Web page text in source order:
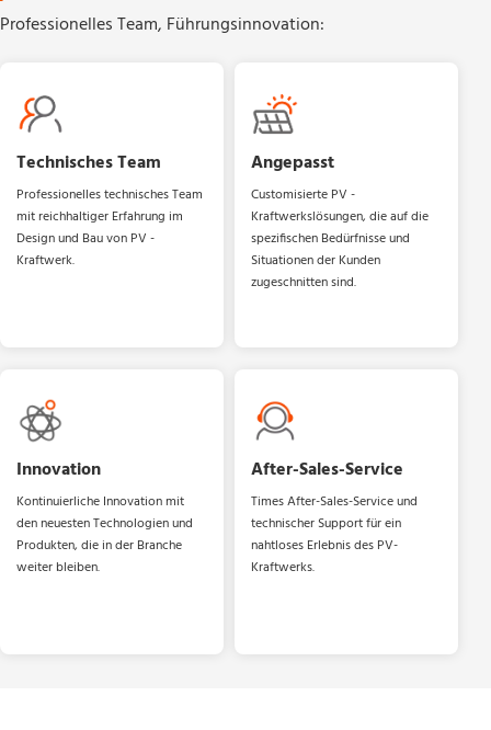
Professionelles Team, Führungsinnovation:
Technisches Team
Professionelles technisches Team
mit reichhaltiger Erfahrung im
Design und Bau von PV -
Kraftwerk.
Angepasst
Customisierte PV -
Kraftwerkslösungen, die auf die
spezifischen Bedürfnisse und
Situationen der Kunden
zugeschnitten sind.
Innovation
Kontinuierliche Innovation mit
den neuesten Technologien und
Produkten, die in der Branche
weiter bleiben.
After-Sales-Service
Times After-Sales-Service und
technischer Support für ein
nahtloses Erlebnis des PV-
Kraftwerks.